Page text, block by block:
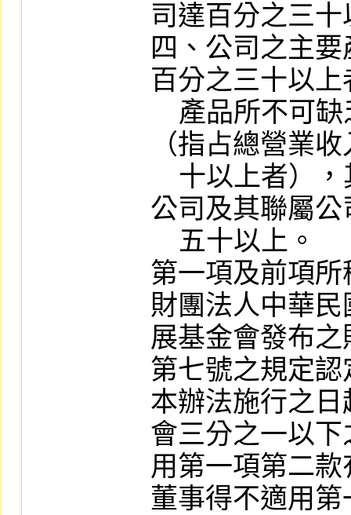
司達百分之三十
四、公司之主
百分之三十以
（指占總營業
公司及其聯屬
第一項及前項
財團法人中華
展基金會發布
第七號之規定認
本辦法施行之
會三分之一以
用第一項第二
董事得不適用